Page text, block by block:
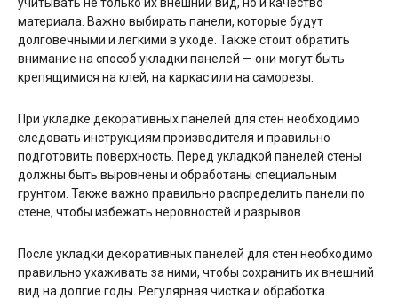
материала. Важно выбирать панели, которые будут
долговечными и легкими в уходе. Также стоит обратить
внимание на способ укладки панелей — они могут быть
крепящимися на клей, на каркас или на саморезы.
При укладке декоративных панелей для стен необходимо
следовать инструкциям производителя и правильно
подготовить поверхность. Перед укладкой панелей стены
должны быть выровнены и обработаны специальным
грунтом. Также важно правильно распределить панели по
стене, чтобы избежать неровностей и разрывов.
После укладки декоративных панелей для стен необходимо
правильно ухаживать за ними, чтобы сохранить их внешний
вид на долгие годы. Регулярная чистка и обработка